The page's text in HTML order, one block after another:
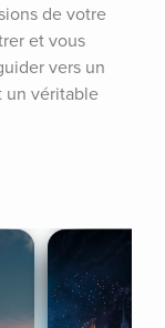
de votre
et vous
vers un
un véritable